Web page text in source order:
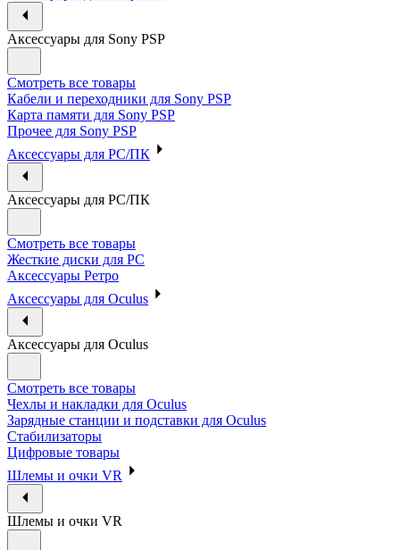
Аксессуары для Sony PSP
Смотреть все товары
Кабели и переходники для Sony PSP
Карта памяти для Sony PSP
Прочее для Sony PSP
Аксессуары для PC/ПК
Аксессуары для PC/ПК
Смотреть все товары
Жесткие диски для PC
Аксессуары Ретро
Аксессуары для Oculus
Аксессуары для Oculus
Смотреть все товары
Чехлы и накладки для Oculus
Зарядные станции и подставки для Oculus
Стабилизаторы
Цифровые товары
Шлемы и очки VR
Шлемы и очки VR